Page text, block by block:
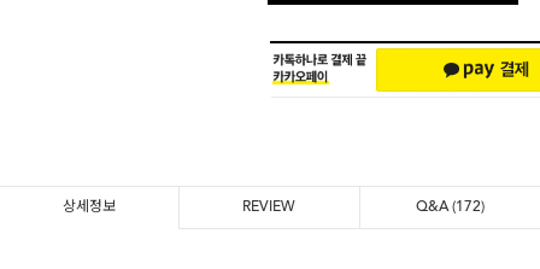
상세정보 REVIEW Q&A(172)